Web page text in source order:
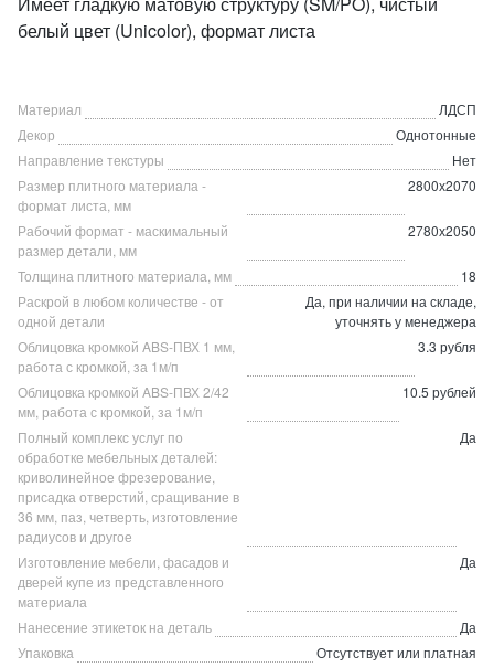
белый цвет (Unicolor), формат листа
Материал
ЛДСП
Декор
Однотонные
Направление текстуры
Нет
Размер плитного материала -
формат листа, мм
2800х2070
Рабочий формат - маскимальный
размер детали, мм
2780х2050
Толщина плитного материала, мм
18
Раскрой в любом количестве - от
одной детали
Да, при наличии на складе,
уточнять у менеджера
Облицовка кромкой ABS-ПВХ 1 мм,
работа с кромкой, за 1м/п
3.3 рубля
Облицовка кромкой ABS-ПВХ 2/42
мм, работа с кромкой, за 1м/п
10.5 рублей
Полный комплекс услуг по
обработке мебельных деталей:
криволинейное фрезерование,
присадка отверстий, сращивание в
36 мм, паз, четверть, изготовление
радиусов и другое
Да
Изготовление мебели, фасадов и
дверей купе из представленного
материала
Да
Нанесение этикеток на деталь
Да
Упаковка
Отсутствует или платная